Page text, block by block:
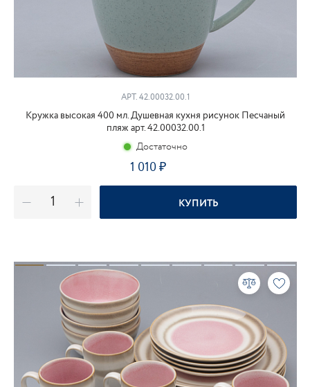
АРТ. 42.00032.00.1
Кружка высокая 400 мл. Душевная кухня рисунок Песчаный
пляж арт. 42.00032.00.1
Достаточно
1 010₽
КУПИТЬ